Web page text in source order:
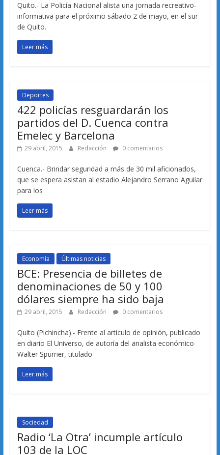
Quito.- La Policía Nacional alista una jornada recreativo-
informativa para el próximo sábado 2 de mayo, en el sur
de Quito.
Leer más
Deportes
422 policías resguardarán los
partidos del D. Cuenca contra
Emelec y Barcelona
29 abril, 2015 Redacción 0 comentarios
Cuenca.- Brindar seguridad a más de 30 mil aficionados,
que se espera asistan al estadio Alejandro Serrano Aguilar
para los
Leer más
Economía Últimas noticias
BCE: Presencia de billetes de
denominaciones de 50 y 100
dólares siempre ha sido baja
29 abril, 2015 Redacción 0 comentarios
Quito (Pichincha).- Frente al artículo de opinión, publicado
en diario El Universo, de autoría del analista económico
Walter Spurrier, titulado
Leer más
Sociedad
Radio ‘La Otra’ incumple artículo
103 de la LOC